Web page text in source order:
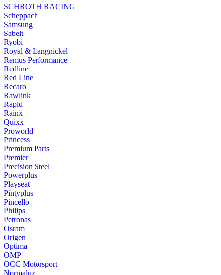
SCHROTH RACING
Scheppach
Samsung
Sabelt
Ryobi
Royal & Langnickel
Remus Performance
Redline
Red Line
Recaro
Rawlink
Rapid
Rainx
Quixx
Proworld
Princess
Premium Parts
Premier
Precision Steel
Powerplus
Playseat
Pintyplus
Pincello
Philips
Petronas
Osram
Origen
Optima
OMP
OCC Motorsport
Normaluz